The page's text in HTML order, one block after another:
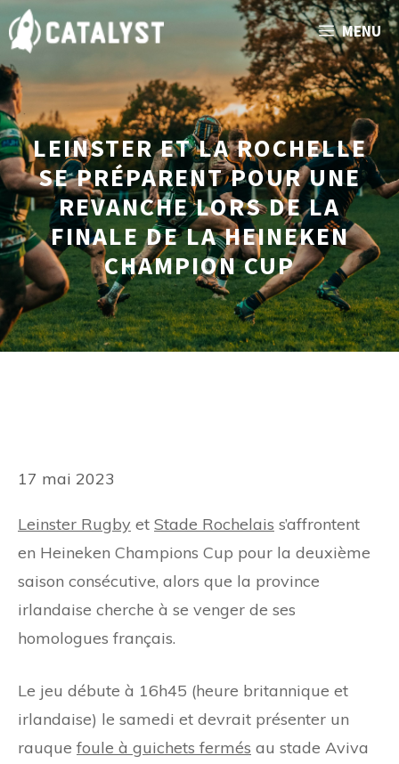
Aller
au
contenu
MENU
LEINSTER ET LA ROCHELLE
SE PRÉPARENT POUR UNE
REVANCHE LORS DE LA
FINALE DE LA HEINEKEN
CHAMPION CUP
17 mai 2023
Leinster Rugby et Stade Rochelais s’affrontent
en Heineken Champions Cup pour la deuxième
saison consécutive, alors que la province
irlandaise cherche à se venger de ses
homologues français.
Le jeu débute à 16h45 (heure britannique et
irlandaise) le samedi et devrait présenter un
rauque foule à guichets fermés au stade Aviva